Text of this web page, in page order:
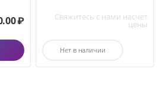
₽ Свяжитесь с нами насчёт
цены
Нет в наличии